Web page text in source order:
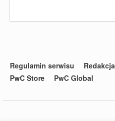
Regulamin serwisu Redakcja
PwC Store
PwC Global